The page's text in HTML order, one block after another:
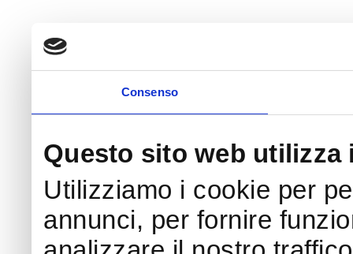
Consenso
Questo sito web utilizza
Utilizziamo i cookie per
annunci, per fornire